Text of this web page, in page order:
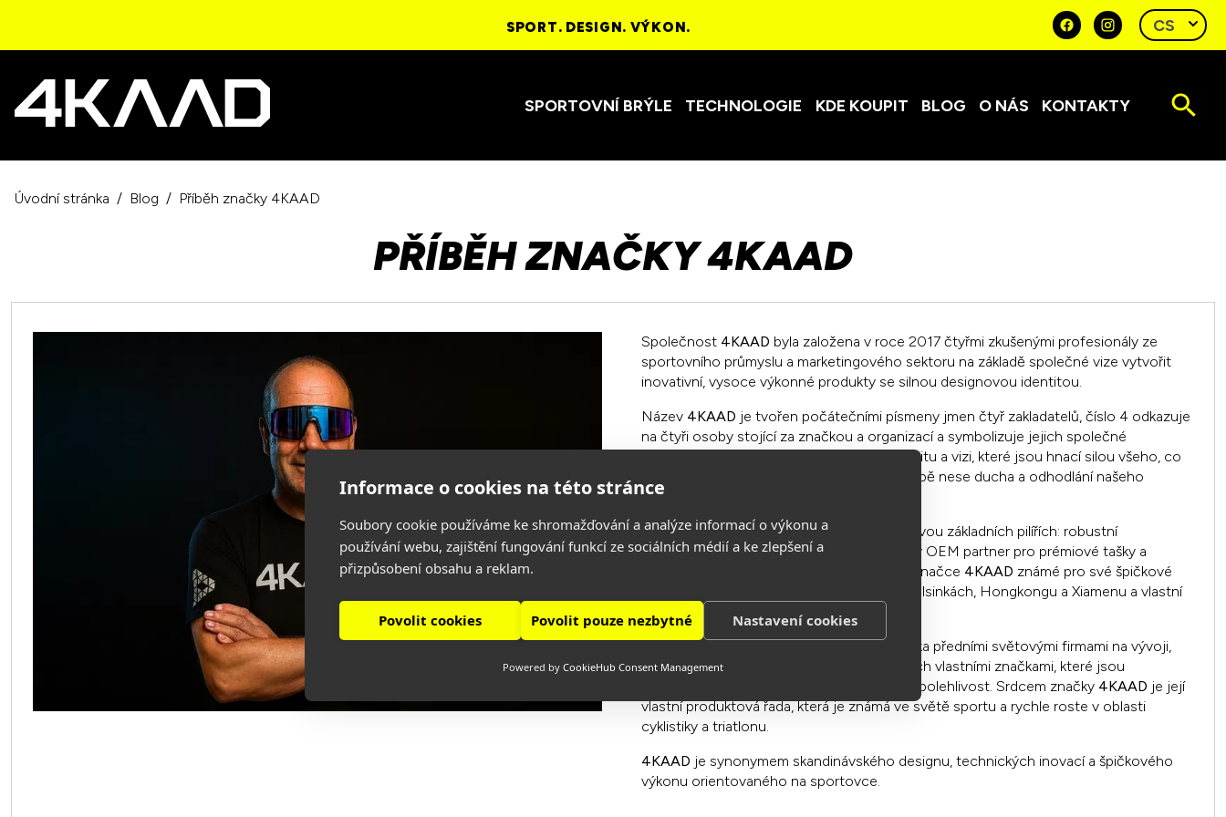
Informace o cookies na této stránce
Soubory cookie používáme ke shromažďování a analýze informací o výkonu a
používání webu, zajištění fungování funkcí ze sociálních médií a ke zlepšení a
přizpůsobení obsahu a reklam.
Povolit cookies Povolit pouze nezbytné Nastavení cookies
Powered by CookieHub Consent Management
SPORT. DESIGN. VÝKON.
SPORTOVNÍ BRÝLE TECHNOLOGIE KDE KOUPIT BLOG O NÁS KONTAKTY
Úvodní stránka Blog Příběh značky 4KAAD
PŘÍBĚH ZNAČKY 4KAAD
Společnost 4KAAD byla založena v roce 2017 čtyřmi zkušenými profesionály ze
sportovního průmyslu a marketingového sektoru na základě společné vize vytvořit
inovativní, vysoce výkonné produkty se silnou designovou identitou.
Název 4KAAD je tvořen počátečními písmeny jmen čtyř zakladatelů, číslo 4 odkazuje
na čtyři osoby stojící za značkou a organizací a symbolizuje jejich společné
odhodlání a nadšení. Odráží jednotu, kreativitu a vizi, které jsou hnací silou všeho, co
navrhujeme a nabízíme. Každý produkt v sobě nese ducha a odhodlání našeho
zakládajícího týmu.
V současné době společnost funguje na dvou základních pilířích: robustní
průmyslové jednotce uznávané jako klíčový OEM partner pro prémiové tašky a
produkty na bázi karbonu a spotřebitelské značce 4KAAD známé pro své špičkové
sportovní vybavení. Firma má pobočky v Helsinkách, Hongkongu a Xiamenu a vlastní
továrny v Xiamenu, Bangkoku a Myanmaru.
4KAADInternational spolupracuje s několika předními světovými firmami na vývoji,
designu a výrobě produktů na míru pod jejich vlastními značkami, které jsou
důvěryhodné pro svou přesnost, kvalitu a spolehlivost. Srdcem značky 4KAAD je její
vlastní produktová řada, která je známá ve světě sportu a rychle roste v oblasti
cyklistiky a triatlonu.
4KAAD je synonymem skandinávského designu, technických inovací a špičkového
výkonu orientovaného na sportovce.